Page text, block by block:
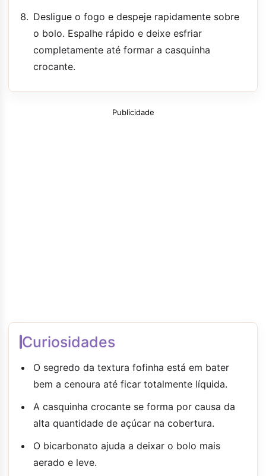
Desligue o fogo e despeje rapidamente sobre
o bolo. Espalhe rápido e deixe esfriar
completamente até formar a casquinha
crocante.
Publicidade
Curiosidades
O segredo da textura fofinha está em bater
bem a cenoura até ficar totalmente líquida.
A casquinha crocante se forma por causa da
alta quantidade de açúcar na cobertura.
O bicarbonato ajuda a deixar o bolo mais
aerado e leve.